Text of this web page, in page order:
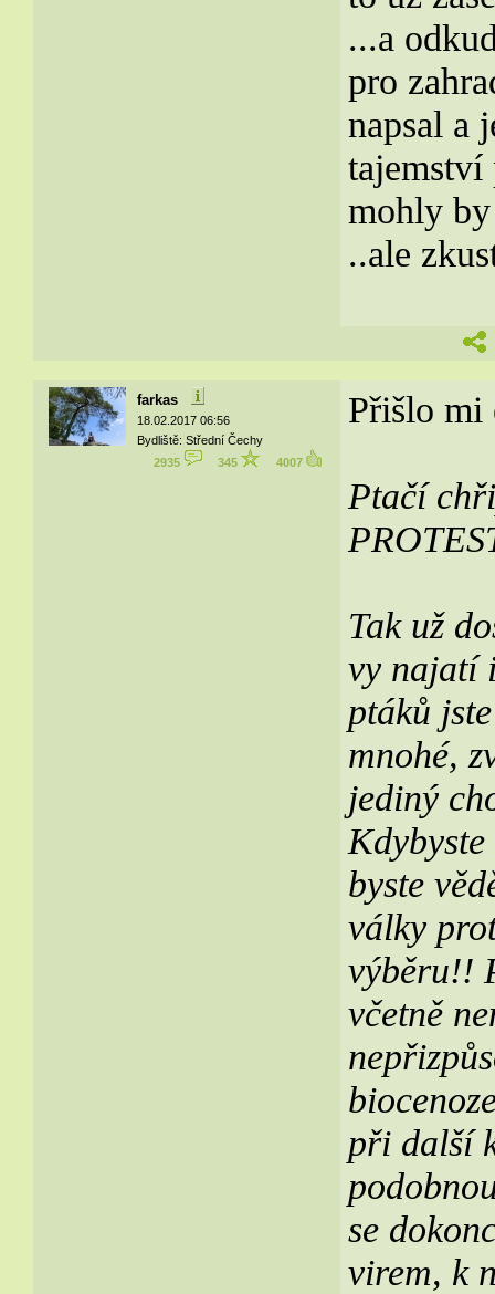
...a
pro
napsal a
tajemství
mohly
..ale
farkas
18.02.2017 06:56
Bydliště: Střední Čechy
2935
345 4007
Přišlo mi
Ptačí
Tak už
vy najatí
ptáků
mnohé,
jediný
byste
války
výběru!!
včetně
při další
se
virem, k